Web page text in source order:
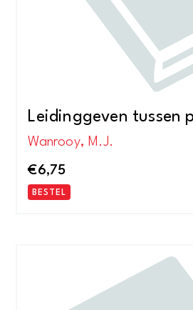
Leidinggeven tussen
Wanrooy, M.J.
€6,75
BESTEL